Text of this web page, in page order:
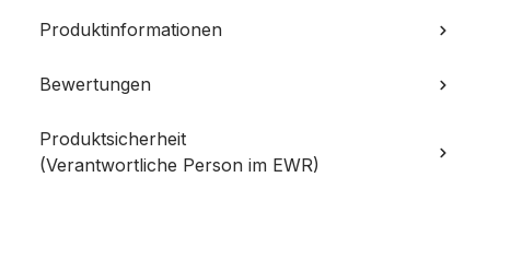
Produktinformationen
Bewertungen
Produktsicherheit
(Verantwortliche Person im EWR)